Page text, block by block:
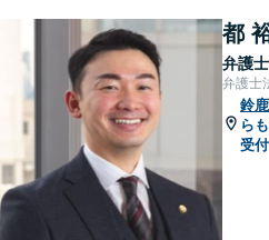
都
弁護士
弁護士
鈴
ら
受